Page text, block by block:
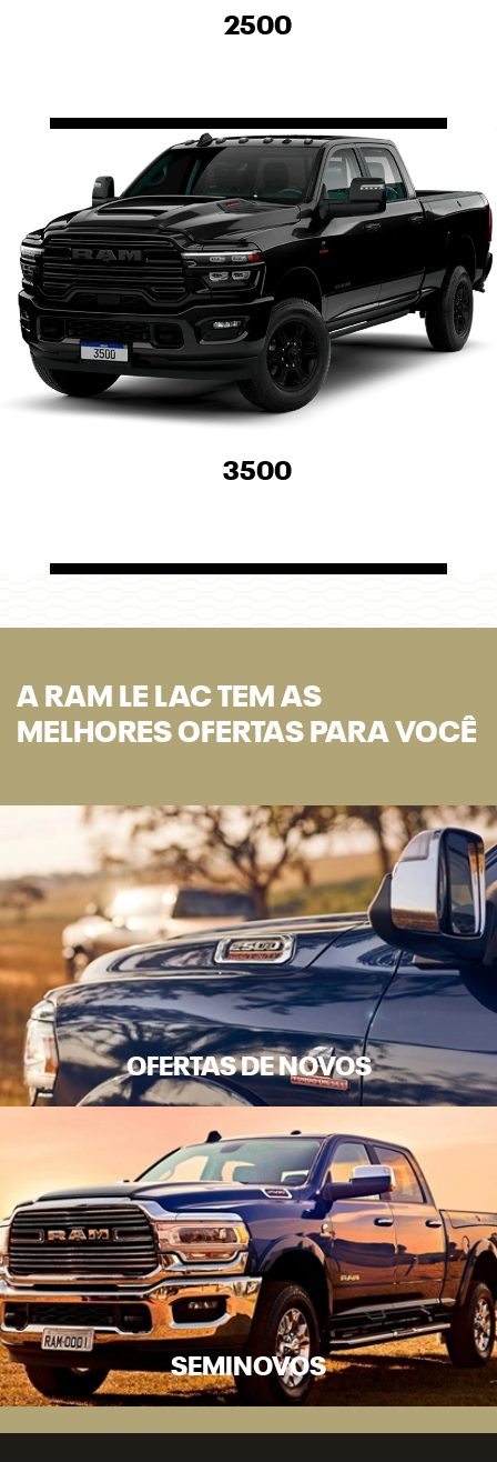
2500
3500
A RAM LE LAC TEM AS
MELHORES OFERTAS PARA VOCÊ
OFERTAS DE NOVOS
SEMINOVOS